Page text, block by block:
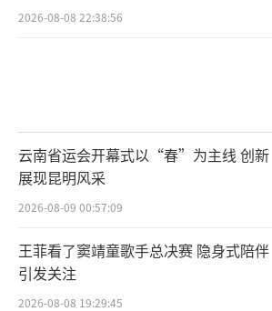
2026-08-08 22:38:56
云南省运会开幕式以“春”为主线 创新
展现昆明风采
2026-08-09 00:57:09
王菲看了窦靖童歌手总决赛 隐身式陪伴
引发关注
2026-08-08 19:29:45